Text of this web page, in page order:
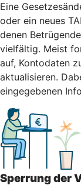
Eine
oder ein neues
denen
vielfältig. Meist
auf, Kontodaten
aktualisieren.
eingegebenen
Sperrung der